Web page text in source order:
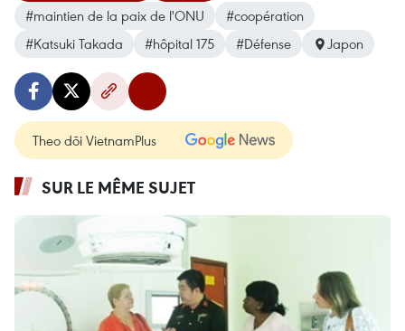
#maintien de la paix de l'ONU
#coopération
#Katsuki Takada
#hôpital 175 #Défense Japon
Theo dõi VietnamPlus
SUR LE MÊME SUJET